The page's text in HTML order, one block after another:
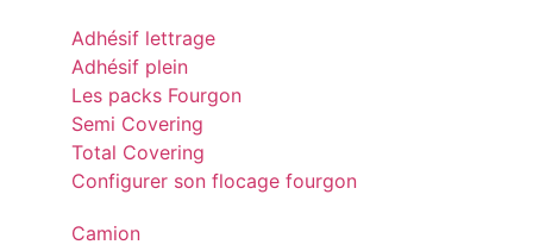
Adhésif lettrage
Adhésif plein
Les packs Fourgon
Semi Covering
Total Covering
Configurer son flocage fourgon
Camion